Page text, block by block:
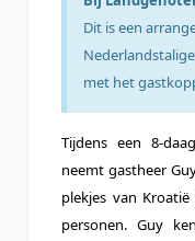
Dit is een
met het
Tijdens een 8-
neemt gastheer
plekjes van
personen. Guy